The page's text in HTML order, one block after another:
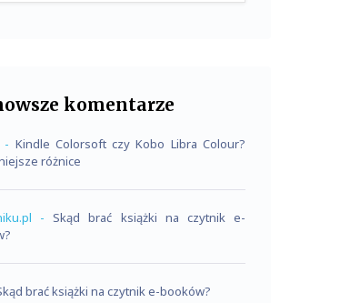
komentarze
- Kindle Colorsoft czy Kobo Libra Colour?
różnice
- Skąd brać książki na czytnik e-
brać książki na czytnik e-booków?